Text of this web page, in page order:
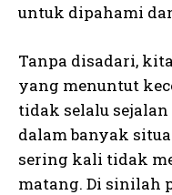
untuk dipahami
Tanpa disadari,
yang menuntut
tidak selalu
dalam banyak
sering kali tidak
matang. Di sinilah